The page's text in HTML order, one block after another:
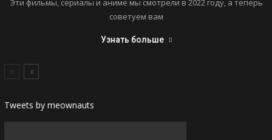
Эти фильмы, сериалы и аниме мы смотрели в 2022 году, а теперь
советуем вам
Узнать больше
Tweets by meownauts